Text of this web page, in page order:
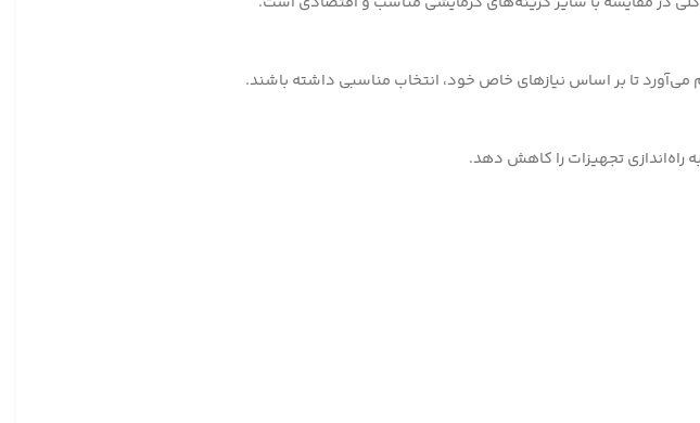
تا بر اساس نیازهای خاص خود، انتخاب مناسبی داشته باشند.
راه‌اندازی تجهیزات را کاهش دهد.